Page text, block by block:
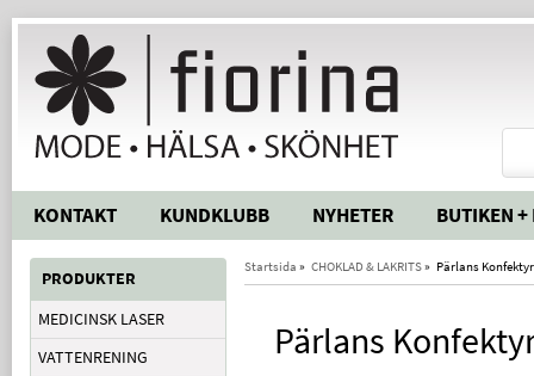
KONTAKT KUNDKLUBB NYHETER BUTIKEN +
PRODUKTER
MEDICINSK LASER
VATTENRENING
Startsida » CHOKLAD & LAKRITS» Pärlans Konfektyr
Pärlans